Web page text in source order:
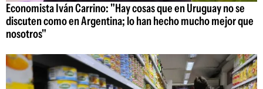
Economista Iván Carrino: "Hay cosas que en Uruguay no se
discuten como en Argentina; lo han hecho mucho mejor que
nosotros"